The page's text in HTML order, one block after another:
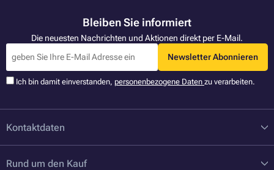
Bleiben Sie informiert
Die neuesten Nachrichten und Aktionen direkt per E-Mail.
Newsletter Abonnieren
Ich bin damit einverstanden, personenbezogene Daten zu verarbeiten.
Kontaktdaten
Rund um den Kauf